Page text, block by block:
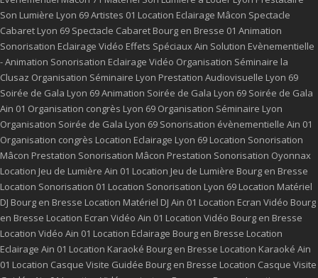
Son Lumière Lyon 69Artistes 01 Location Eclairage Mâcon Spectacle
Cabaret Lyon 69 Spectacle Cabaret Bourg en Bresse 01 Animation
Sonorisation Eclairage Vidéo Effets Spéciaux Ain Solution Evènementielle
- Animation Sonorisation Eclairage Vidéo Organisation Séminaire la
Clusaz Organisation Séminaire Lyon Prestation Audiovisuelle Lyon 69
Soirée de Gala Lyon 69Animation Soirée de Gala Lyon 69 Soirée de Gala
Ain 01 Organisation congrès Lyon 69 Organisation Séminaire Lyon
Organisation Soirée de Gala Lyon 69 Sonorisation évènementielle Ain 01
Organisation congrès Location Eclairage Lyon 69 Location Sonorisation
Mâcon Prestation Sonorisation Mâcon Prestation Sonorisation Oyonnax
Location Jeu de Lumière Ain 01 Location Jeu de Lumière Bourg en Bresse
Location Sonorisation 01 Location Sonorisation Lyon 69 Location Matériel
DJ Bourg en Bresse Location Matériel DJ Ain 01 Location Ecran Vidéo Bourg
en Bresse Location Ecran Vidéo Ain 01 Location Vidéo Bourg en Bresse
Location Vidéo Ain 01 Location Eclairage Bourg en Bresse Location
Eclairage Ain 01 Location Karaoké Bourg en Bresse Location Karaoké Ain
01 Location Casque Visite Guidée Bourg en Bresse Location Casque Visite